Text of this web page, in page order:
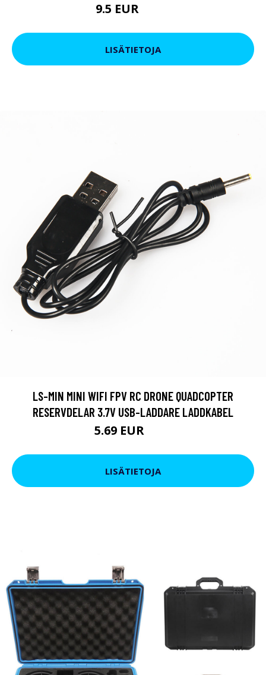
9.5 EUR
LISÄTIETOJA
LS-MIN MINI WIFI FPV RC DRONE QUADCOPTER
RESERVDELAR 3.7V USB-LADDARE LADDKABEL
5.69 EUR
LISÄTIETOJA